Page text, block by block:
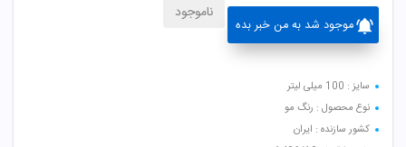
موجود شد به من خبر بده
ناموجود
سایز : 100 میلی لیتر
نوع محصول : رنگ مو
کشور سازنده : ایران